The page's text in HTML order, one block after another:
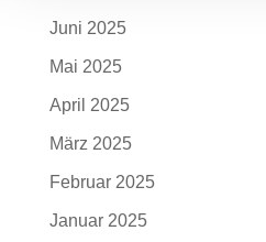
Juni 2025
Mai 2025
April 2025
März 2025
Februar 2025
Januar 2025